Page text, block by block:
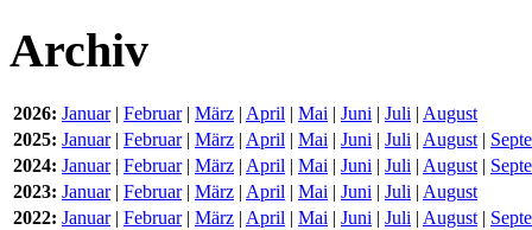
Archiv
2026: Januar| Februar| März | April | Mai | Juni | Juli | August
2025: Januar| Februar| März | April | Mai | Juni | Juli | August|
2024: Januar| Februar| März | April | Mai | Juni | Juli | August|
2023: Januar| Februar| März | April | Mai | Juni | Juli | August
2022: Januar| Februar| März | April | Mai | Juni | Juli | August|